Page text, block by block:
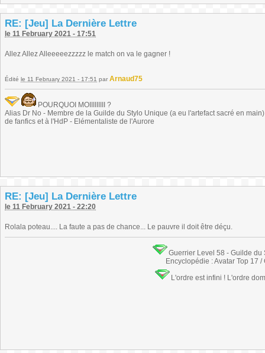
RE: [Jeu] La Dernière Lettre
le 11 February 2021 - 17:51
Allez Allez Alleeeeezzzzz le match on va le gagner !
Édité le 11 February 2021 - 17:51 par Arnaud75
POURQUOI MOIIIIIIIII ?
Alias Dr No - Membre de la Guilde du Stylo Unique (a eu l'artefact sacré en
de fanfics et à l'HdP - Elémentaliste de l'Aurore
RE: [Jeu] La Dernière Lettre
le 11 February 2021 - 22:20
Rolala poteau.... La faute a pas de chance... Le pauvre il doit être déçu.
Guerrier Level 58 - Guilde
Encyclopédie : Avatar Top 17 /
L'ordre est infini ! L'ordre